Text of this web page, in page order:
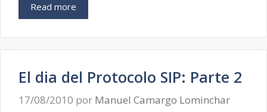
Read more
El dia del Protocolo SIP: Parte 2
17/08/2010 por Manuel Camargo Lominchar